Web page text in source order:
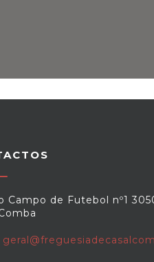
Campo de Futebol nº1